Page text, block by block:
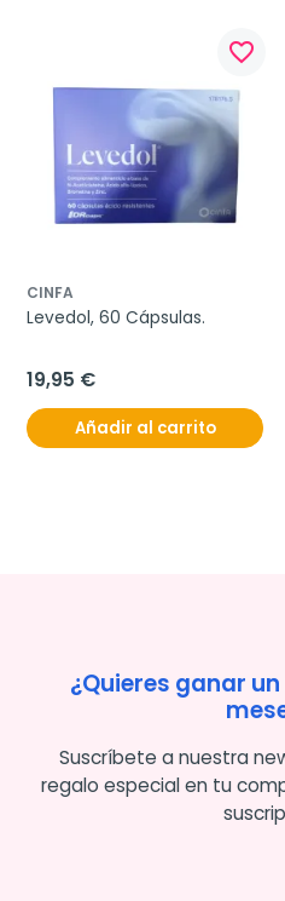
favorite_border
CINFA
Levedol, 60 Cápsulas.
19,95 €
Añadir al carrito
¿Quieres ganar un
Suscríbete a nuestra
regalo especial en tu